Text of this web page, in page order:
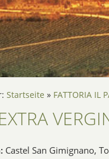
Startseite » FATTORIA IL
Castel San Gimignano,